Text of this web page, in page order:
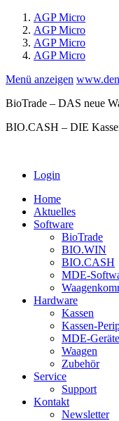
AGP Micro
AGP Micro
AGP Micro
AGP Micro
Menü anzeigen
BioTrade – DAS neue
BIO.CASH – DIE
Login
Home
Aktuelles
Software
BioTrade
BIO.WIN
BIO.CASH
MDE-
Hardware
Kassen
Kassen-
MDE-Geräte
Waagen
Zubehör
Service
Support
Kontakt
Newsletter